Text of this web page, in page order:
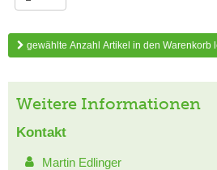
gewählte Anzahl Artikel in den Warenkorb
Weitere Informationen
Kontakt
Martin Edlinger